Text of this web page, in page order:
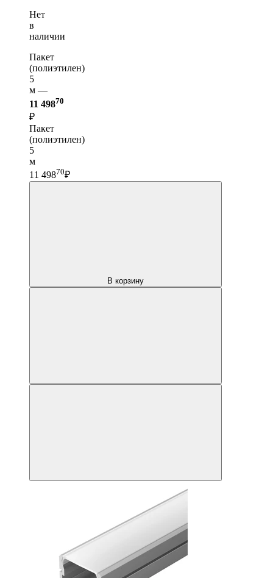
Нет
в
наличии
Пакет
(полиэтилен)
5
м —
11 49870
₽
Пакет
(полиэтилен)
5
м
11 49870₽
В корзину